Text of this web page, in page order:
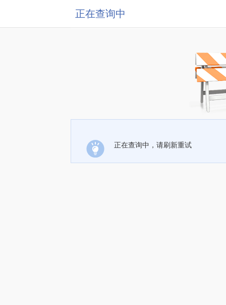
正在查询中
正在查询中，请刷新重试